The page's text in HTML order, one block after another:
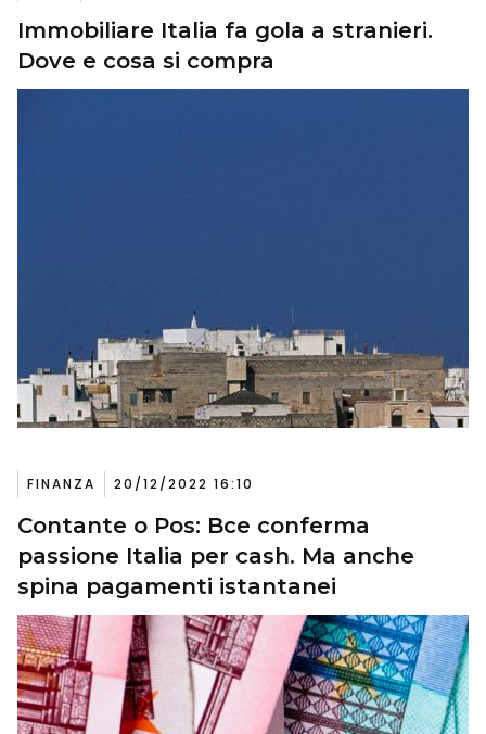
Immobiliare Italia fa gola a stranieri.
Dove e cosa si compra
FINANZA 20/12/2022 16:10
Contante o Pos: Bce conferma
passione Italia per cash. Ma anche
spina pagamenti istantanei